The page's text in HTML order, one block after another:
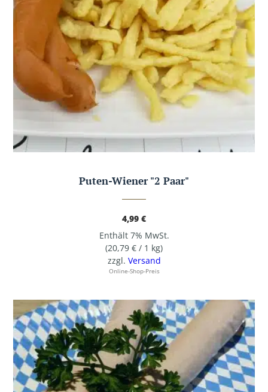
Puten-Wiener "2 Paar"
4,99 €
Enthält 7% MwSt.
(20,79 € / 1 kg)
zzgl. Versand
Online-Shop-Preis